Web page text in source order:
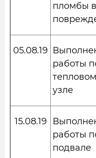
пломбы
05.08.19
работы
тепловом
узле
15.08.19
работы
подвале